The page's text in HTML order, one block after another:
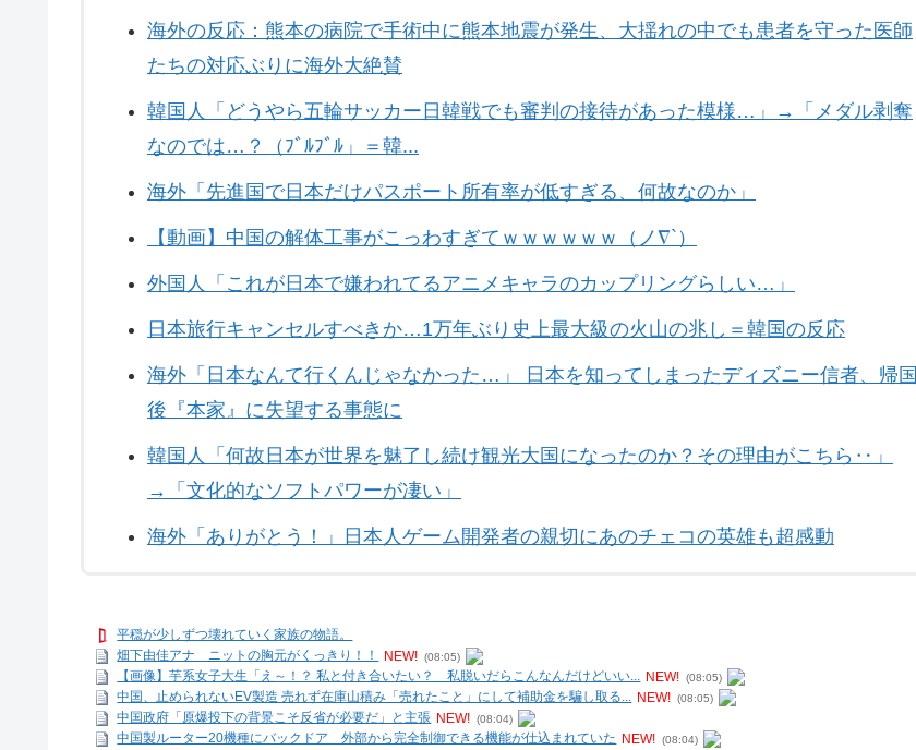
海外の反応：熊本の病院で手術中に熊本地震が発生、大揺れの中でも患者を守った医師
たちの対応ぶりに海外大絶賛
韓国人「どうやら五輪サッカー日韓戦でも審判の接待があった模様…」→「メダル剥奪
なのでは…？（ﾌﾞﾙﾌﾞﾙ」＝韓...
海外「先進国で日本だけパスポート所有率が低すぎる、何故なのか」
【動画】中国の解体工事がこっわすぎてｗｗｗｗｗｗ（ノ∇`）
外国人「これが日本で嫌われてるアニメキャラのカップリングらしい…」
日本旅行キャンセルすべきか…1万年ぶり史上最大級の火山の兆し＝韓国の反応
海外「日本なんて行くんじゃなかった…」 日本を知ってしまったディズニー信者、帰国
後『本家』に失望する事態に
韓国人「何故日本が世界を魅了し続け観光大国になったのか？その理由がこちら‥」
→「文化的なソフトパワーが凄い」
海外「ありがとう！」日本人ゲーム開発者の親切にあのチェコの英雄も超感動
平穏が少しずつ壊れていく家族の物語。
畑下由佳アナ ニットの胸元がくっきり！！
NEW! (08:05)
【画像】芋系女子大生「え～！？ 私と付き合いたい？ 私脱いだらこんなんだけどいい... NEW! (08:05)
中国、止められないEV製造 売れず在庫山積み「売れたこと」にして補助金を騙し取る... NEW! (08:05)
中国政府「原爆投下の背景こそ反省が必要だ」と主張 NEW! (08:04)
中国製ルーター20機種にバックドア 外部から完全制御できる機能が仕込まれていた NEW! (08:04)